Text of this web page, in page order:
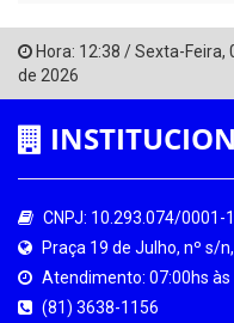
Hora: 12:38 /Sexta-Feira,
de 2026
CNPJ: 10.293.074/0001-
Praça 19 de Julho, nº s/
Atendimento: 07:00hs às
(81) 3638-1156